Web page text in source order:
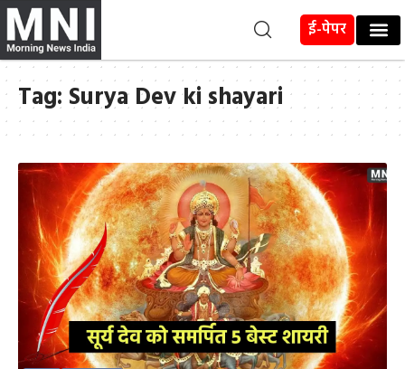
ई-पेपर
Tag: Surya Dev ki shayari